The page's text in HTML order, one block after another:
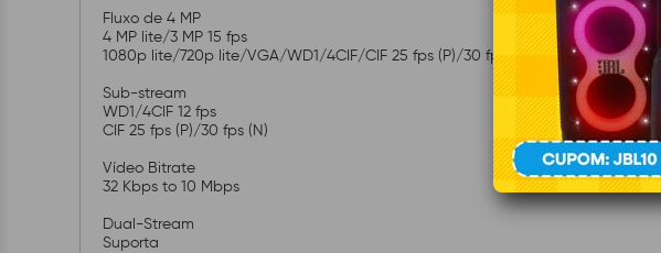
Fluxo de 4 MP
4 MP lite/3 MP 15 fps
1080p lite/720p lite/VGA/WD1/4CIF/CIF 25 fps (P)/30 fps (N)
Sub-stream
WD1/4CIF 12 fps
CIF 25 fps (P)/30 fps (N)
Vídeo Bitrate
32 Kbps to 10 Mbps
Dual-Stream
Suporta